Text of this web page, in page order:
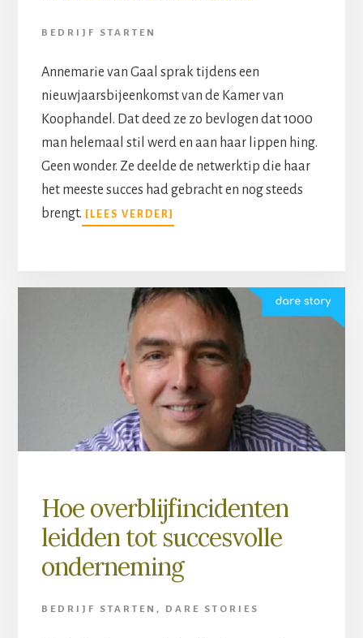
BEDRIJF STARTEN
Annemarie van Gaal sprak tijdens een
nieuwjaarsbijeenkomst van de Kamer van
Koophandel. Dat deed ze zo bevlogen dat 1000
man helemaal stil werd en aan haar lippen hing.
Geen wonder. Ze deelde de netwerktip die haar
het meeste succes had gebracht en nog steeds
brengt. [LEES VERDER]
Hoe overblijfincidenten
leidden tot succesvolle
onderneming
BEDRIJF STARTEN , DARE STORIES